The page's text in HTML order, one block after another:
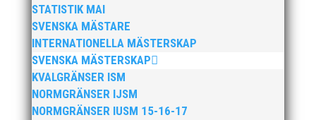
STATISTIK MAI
SVENSKA MÄSTARE
INTERNATIONELLA MÄSTERSKAP
SVENSKA MÄSTERSKAP
KVALGRÄNSER ISM
NORMGRÄNSER IJSM
NORMGRÄNSER IUSM 15-16-17